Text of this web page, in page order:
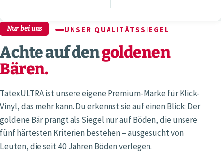
Nur bei uns UNSER QUALITÄTSSIEGEL
Achte auf dengoldenen
Bären.
TatexULTRA ist unsere eigene Premium-Marke für Klick-
Vinyl, das mehr kann. Du erkennst sie auf einen Blick: Der
goldene Bär prangt als Siegel nur auf Böden, die unsere
fünf härtesten Kriterien bestehen – ausgesucht von
Leuten, die seit 40 Jahren Böden verlegen.